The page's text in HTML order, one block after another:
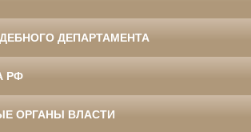
ДЕПАРТАМЕНТА
РФ
ОРГАНЫ ВЛАСТИ